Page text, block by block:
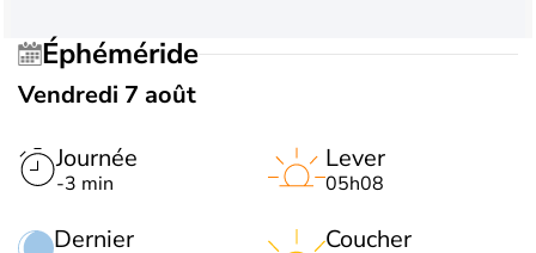
Éphéméride
Vendredi 7 août
Journée
-3 min
Dernier
Lever
05h08
Coucher